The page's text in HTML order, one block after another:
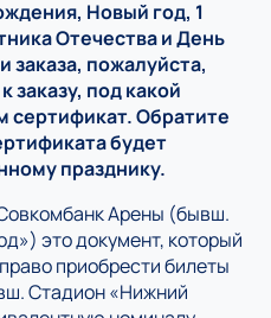
Новый год, 1
Отечества и День
пожалуйста,
заказу, под какой
сертификат. Обратите
будет
празднику.
Арены (бывш.
это документ, который
приобрести билеты
Стадион «Нижний